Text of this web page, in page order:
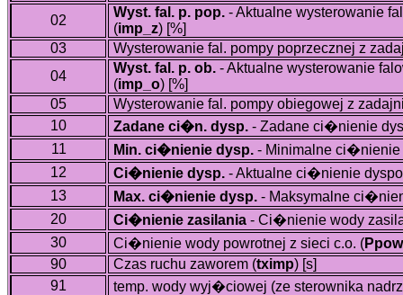
02
Wyst. fal. p. pop.- Aktualne wysterowanie
(imp_z)[%]
03
Wysterowanie fal. pompy poprzecznej z
04
Wyst. fal. p. ob.- Aktualne wysterowanie
(imp_o)[%]
05
Wysterowanie fal. pompy obiegowej z
10
Zadane ci�n. dysp.- Zadane ci�nienie
11
Min. ci�nienie dysp.- Minimalne ci�nienie
12
Ci�nienie dysp.- Aktualne ci�nienie
13
Max. ci�nienie dysp.- Maksymalne
20
Ci�nienie zasilania- Ci�nienie wody
30
Ci�nienie wody powrotnej z sieci c.o. (Ppow
90
Czas ruchu zaworem (tximp)[s]
91
temp. wody wyj�ciowej (ze sterownika